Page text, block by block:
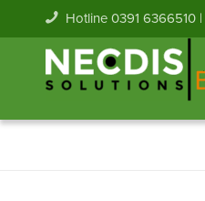
Hotline 0391 6366510 |